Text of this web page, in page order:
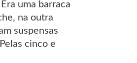
uma barraca
na outra
suspensas
cinco e